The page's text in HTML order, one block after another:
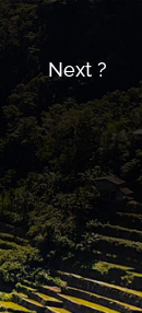
Next ?